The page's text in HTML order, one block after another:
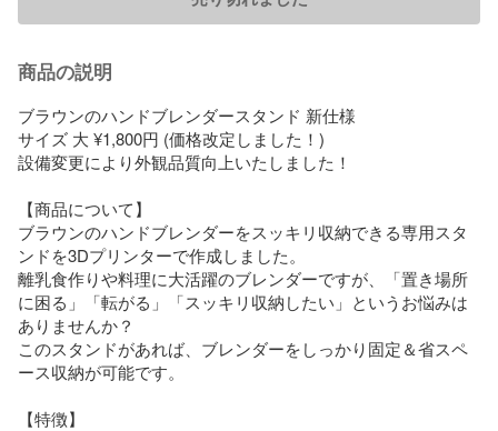
商品の説明
ブラウンのハンドブレンダースタンド 新仕様
サイズ 大 ¥1,800円 (価格改定しました！)
設備変更により外観品質向上いたしました！
【商品について】
ブラウンのハンドブレンダーをスッキリ収納できる専用スタ
ンドを3Dプリンターで作成しました。
離乳食作りや料理に大活躍のブレンダーですが、「置き場所
に困る」「転がる」「スッキリ収納したい」というお悩みは
ありませんか？
このスタンドがあれば、ブレンダーをしっかり固定＆省スペ
ース収納が可能です。
【特徴】